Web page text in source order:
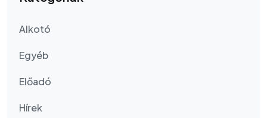
Alkotó
Egyéb
Előadó
Hírek